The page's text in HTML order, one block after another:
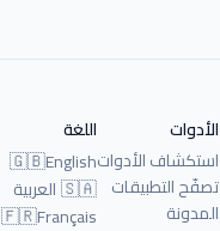
الأدوات
استكشاف الأدوات
تصفّح التطبيقات
المدونة
اللغة
🇬🇧English
🇸🇦 العربية
🇫🇷Français